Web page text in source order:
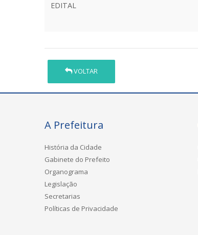
EDITAL
VOLTAR
A Prefeitura
História da Cidade
Gabinete do Prefeito
Organograma
Legislação
Secretarias
Políticas de Privacidade